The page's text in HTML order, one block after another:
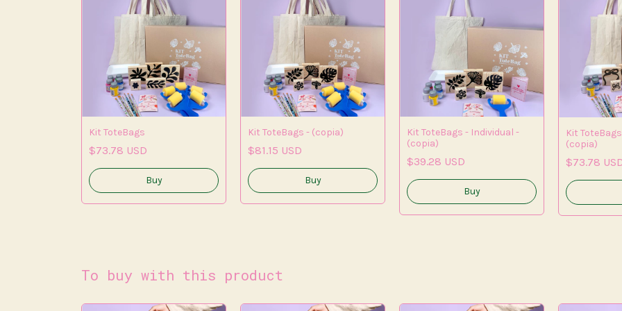
Kit ToteBags
$73.78 USD
Kit ToteBags - (copia)
$81.15 USD
Kit ToteBags - Individual -
(copia)
$39.28 USD
Kit
(copia)
$73.78
To buy with this product